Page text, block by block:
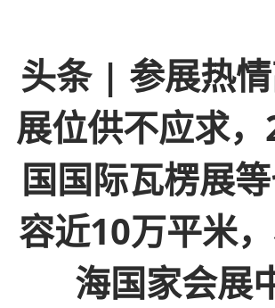
头条 | 参展热情
展位供不应求
国国际瓦楞展
容近10万平米
海国家会展